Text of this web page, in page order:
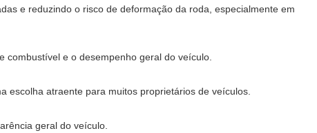
e reduzindo o risco de deformação da roda, especialmente em
combustível e o desempenho geral do veículo.
escolha atraente para muitos proprietários de veículos.
geral do veículo.